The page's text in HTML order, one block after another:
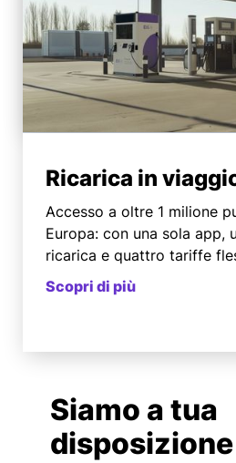
Ricarica in
Accesso a oltre 1 milione
Europa: con una sola app,
ricarica e quattro tariffe
Scopri di più
Siamo a tua
disposizione